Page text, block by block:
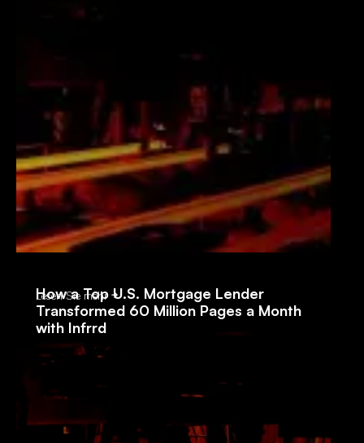
How a Top U.S. Mortgage Lender
Transformed 60 Million Pages a Month
with Infrrd
Lesen Sie mehr